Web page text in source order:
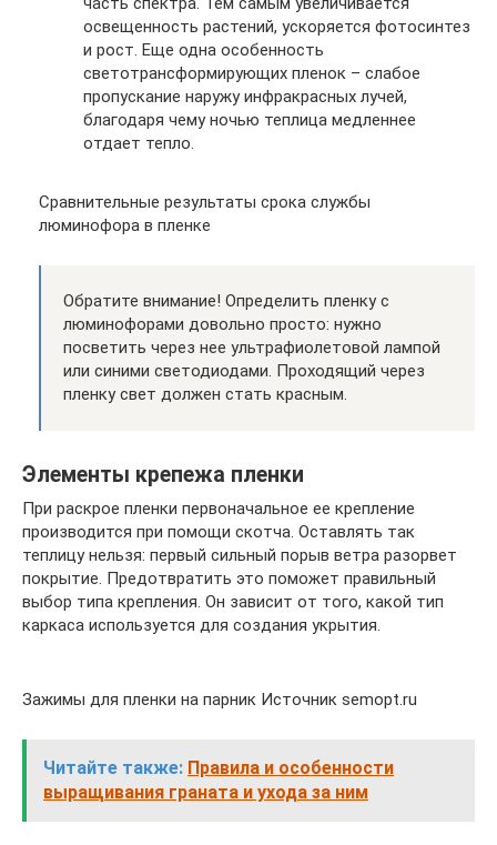
освещенность растений, ускоряется фотосинтез
и рост. Еще одна особенность
светотрансформирующих пленок – слабое
пропускание наружу инфракрасных лучей,
благодаря чему ночью теплица медленнее
отдает тепло.
Сравнительные результаты срока службы
люминофора в пленке
Обратите внимание! Определить пленку с
люминофорами довольно просто: нужно
посветить через нее ультрафиолетовой лампой
или синими светодиодами. Проходящий через
пленку свет должен стать красным.
Элементы крепежа пленки
При раскрое пленки первоначальное ее крепление
производится при помощи скотча. Оставлять так
теплицу нельзя: первый сильный порыв ветра разорвет
покрытие. Предотвратить это поможет правильный
выбор типа крепления. Он зависит от того, какой тип
каркаса используется для создания укрытия.
Зажимы для пленки на парник Источник semopt.ru
Читайте также: Правила и особенности
выращивания граната и ухода за ним